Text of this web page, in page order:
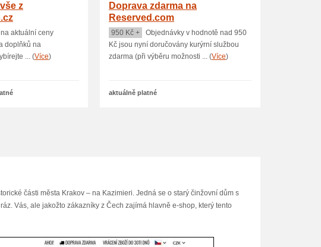
z
aktuální ceny
doplňků na
... (Více)
Doprava zdarma na
Reserved.com
950 Kč +
Objednávky v hodnotě nad 950
Kč jsou nyní doručovány kurýrní službou
zdarma (při výběru možnosti ... (Více)
aktuálně platné
části města Krakov – na Kazimieri. Jedná se o starý činžovní dům s
Vás, ale jakožto zákazníky z Čech zajímá hlavně e-shop, který tento